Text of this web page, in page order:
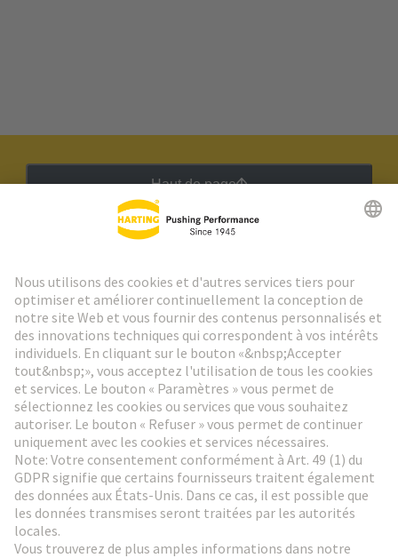
Haut de page
Aller à l'inscription
Social Media